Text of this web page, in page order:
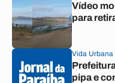
Vídeo
para
Vida Urbana
pipa e